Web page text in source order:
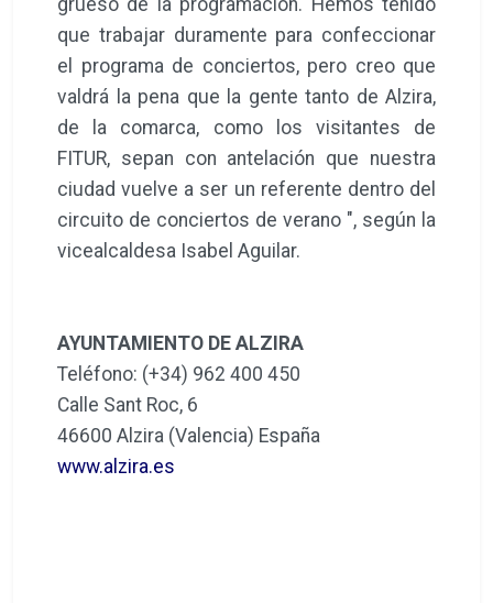
grueso de la programación. Hemos tenido
que trabajar duramente para confeccionar
el programa de conciertos, pero creo que
valdrá la pena que la gente tanto de Alzira,
de la comarca, como los visitantes de
FITUR, sepan con antelación que nuestra
ciudad vuelve a ser un referente dentro del
circuito de conciertos de verano ", según la
vicealcaldesa Isabel Aguilar.
AYUNTAMIENTO DE ALZIRA
Teléfono: (+34) 962 400 450
Calle Sant Roc, 6
46600 Alzira (Valencia) España
www.alzira.es